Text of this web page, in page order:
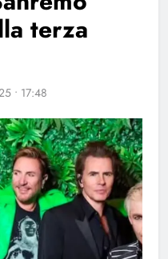
terza
• 17:48